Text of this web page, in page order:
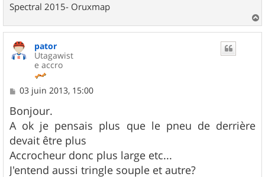
Spectral 2015- Oruxmap
a
pator
Utagawist
e accro
M
s
s
a
g
e
03 juin 2013, 15:00
Bonjour.
A ok je pensais plus que le pneu de derrière
devait être plus
Accrocheur donc plus large etc...
J'entend aussi tringle souple et autre?